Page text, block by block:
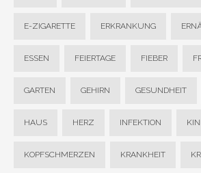
E-ZIGARETTE ERKRANKUNG
ESSEN FEIERTAGE FIEBER
GARTEN GEHIRN GESUNDHEIT
HAUS HERZ INFEKTION
KOPFSCHMERZEN KRANKHEIT